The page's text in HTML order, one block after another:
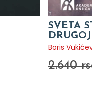
SVETA
Boris
2.640